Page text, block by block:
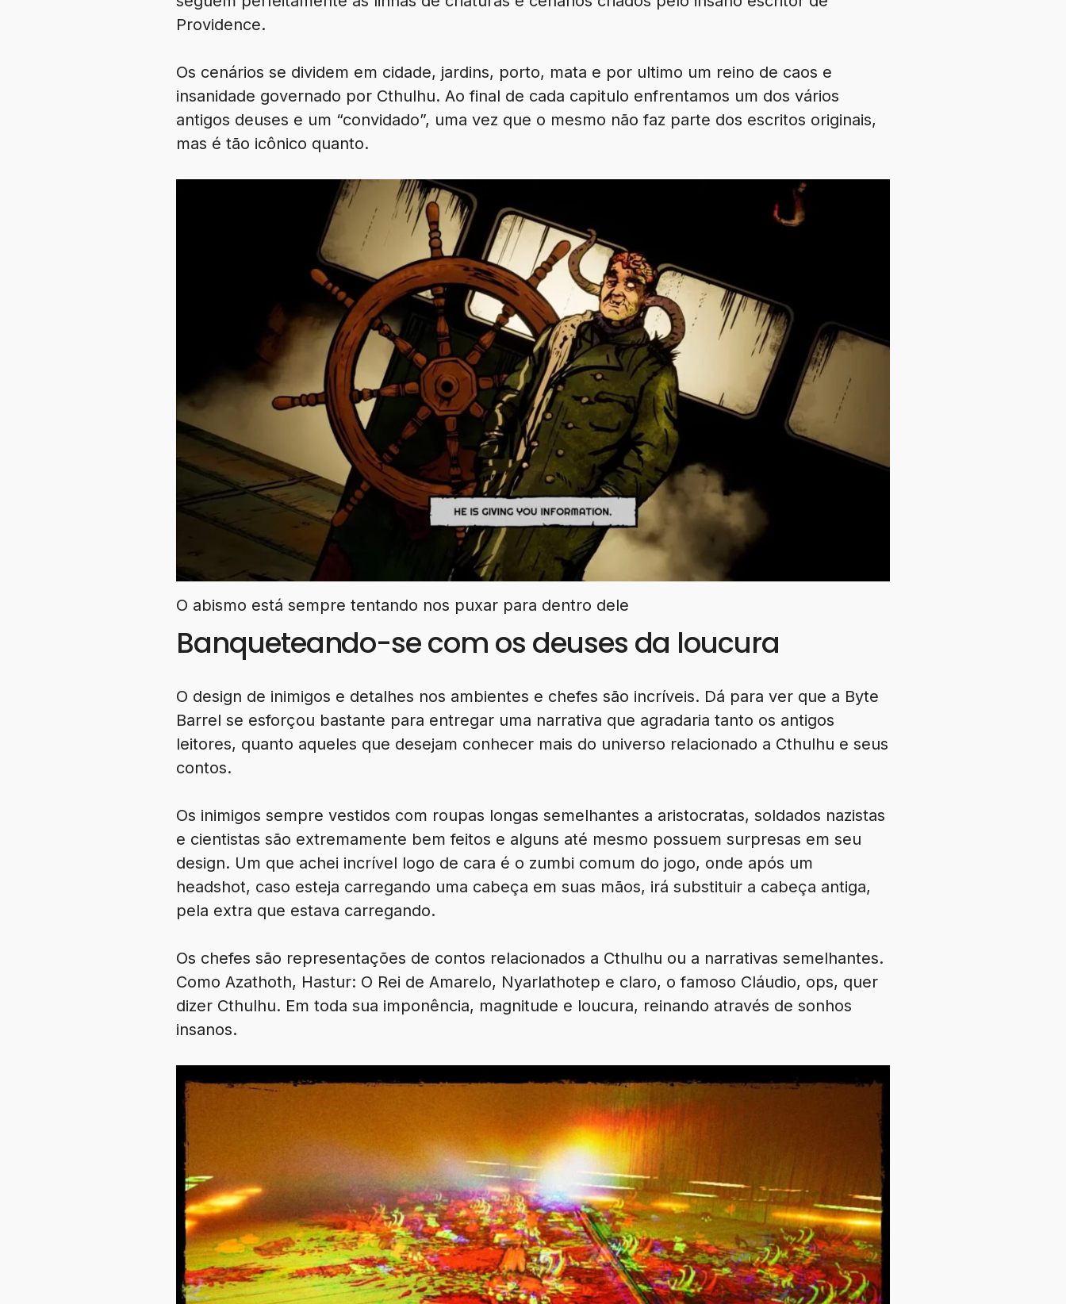
Providence.
Os cenários se dividem em cidade, jardins, porto, mata e por ultimo um reino de caos e
insanidade governado por Cthulhu. Ao final de cada capitulo enfrentamos um dos vários
antigos deuses e um “convidado”, uma vez que o mesmo não faz parte dos escritos originais,
mas é tão icônico quanto.
O abismo está sempre tentando nos puxar para dentro dele
Banqueteando-se com os deuses da loucura
O design de inimigos e detalhes nos ambientes e chefes são incríveis. Dá para ver que a Byte
Barrel se esforçou bastante para entregar uma narrativa que agradaria tanto os antigos
leitores, quanto aqueles que desejam conhecer mais do universo relacionado a Cthulhu e seus
contos.
Os inimigos sempre vestidos com roupas longas semelhantes a aristocratas, soldados nazistas
e cientistas são extremamente bem feitos e alguns até mesmo possuem surpresas em seu
design. Um que achei incrível logo de cara é o zumbi comum do jogo, onde após um
headshot, caso esteja carregando uma cabeça em suas mãos, irá substituir a cabeça antiga,
pela extra que estava carregando.
Os chefes são representações de contos relacionados a Cthulhu ou a narrativas semelhantes.
Como Azathoth, Hastur: O Rei de Amarelo, Nyarlathotep e claro, o famoso Cláudio, ops, quer
dizer Cthulhu. Em toda sua imponência, magnitude e loucura, reinando através de sonhos
insanos.